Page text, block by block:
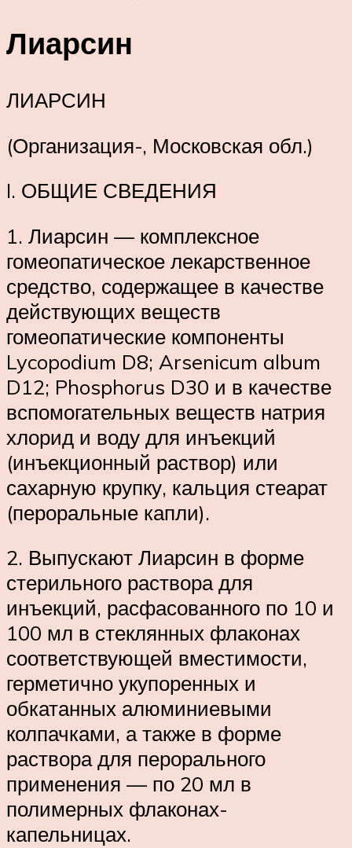
Лиарсин
ЛИАРСИН
(Организация-, Московская обл.)
I. ОБЩИЕ СВЕДЕНИЯ
1. Лиарсин — комплексное
гомеопатическое лекарственное
средство, содержащее в качестве
действующих веществ
гомеопатические компоненты
Lycopodium D8; Arsenicum album
D12; Phosphorus D30 и в качестве
вспомогательных веществ натрия
хлорид и воду для инъекций
(инъекционный раствор) или
сахарную крупку, кальция стеарат
(пероральные капли).
2. Выпускают Лиарсин в форме
стерильного раствора для
инъекций, расфасованного по 10 и
100 мл в стеклянных флаконах
соответствующей вместимости,
герметично укупоренных и
обкатанных алюминиевыми
колпачками, а также в форме
раствора для перорального
применения — по 20 мл в
полимерных флаконах-
капельницах.